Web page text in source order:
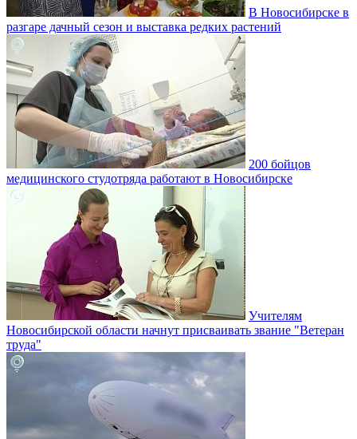
В Новосибирске в
разгаре дачный сезон и выставка редких растений
200 бойцов
медицинского студотряда работают в Новосибирске
Учителям
Новосибирской области начнут присваивать звание "Ветеран
труда"